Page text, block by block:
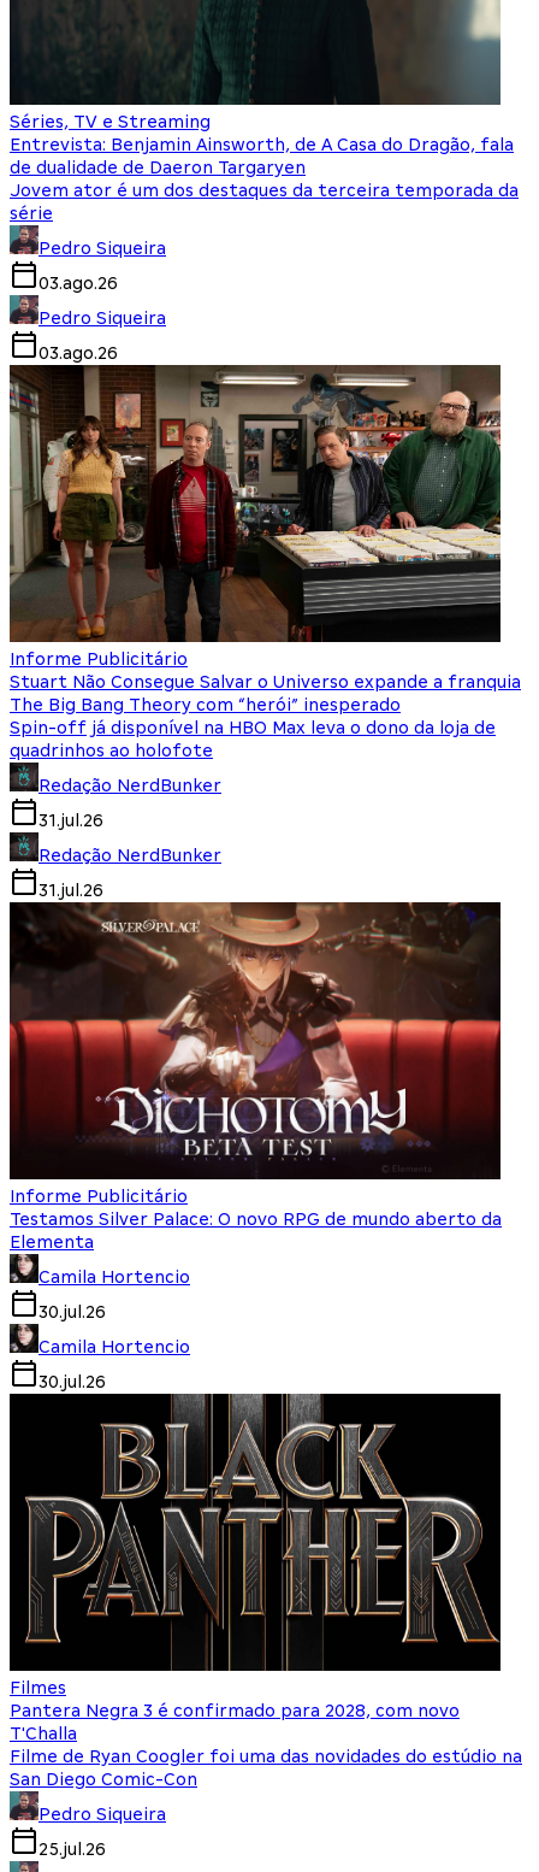
Séries, TV e Streaming
Entrevista: Benjamin Ainsworth, de A Casa do Dragão, fala
de dualidade de Daeron Targaryen
Jovem ator é um dos destaques da terceira temporada da
série
Pedro Siqueira
03.ago.26
Pedro Siqueira
03.ago.26
Informe Publicitário
Stuart Não Consegue Salvar o Universo expande a franquia
The Big Bang Theory com “herói” inesperado
Spin-off já disponível na HBO Max leva o dono da loja de
quadrinhos ao holofote
Redação NerdBunker
31.jul.26
Redação NerdBunker
31.jul.26
Informe Publicitário
Testamos Silver Palace: O novo RPG de mundo aberto da
Elementa
Camila Hortencio
30.jul.26
Camila Hortencio
30.jul.26
Filmes
Pantera Negra 3 é confirmado para 2028, com novo
T'Challa
Filme de Ryan Coogler foi uma das novidades do estúdio na
San Diego Comic-Con
Pedro Siqueira
25.jul.26